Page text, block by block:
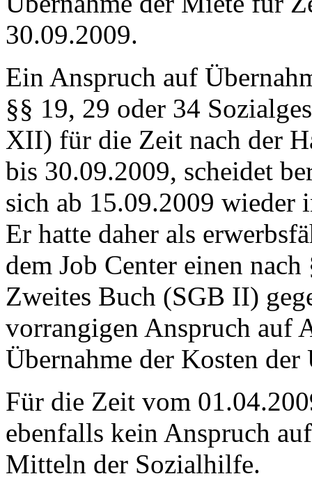
30.09.2009.
Ein Anspruch auf
§§ 19, 29 oder 34
XII) für die Zeit nach der
bis 30.09.2009, scheidet
sich ab 15.09.2009 wieder
Er hatte daher als
dem Job Center einen
Zweites Buch (SGB II)
vorrangigen Anspruch auf
Übernahme der Kosten
Für die Zeit vom
ebenfalls kein Anspruch
Mitteln der Sozialhilfe.